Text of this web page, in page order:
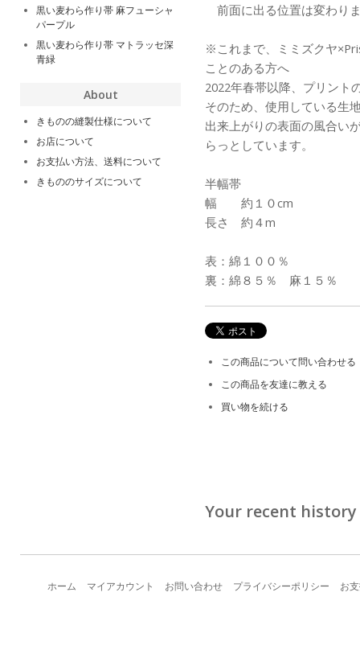
前面に出る位置は変わり
※これまで、ミミズクヤ
ことのある方へ
2022年春帯以降、プリント
そのため、使用している生
出来上がりの表面の風合い
らっとしています。
半幅帯
幅 約１０cm
長さ 約４m
表：綿１００％
裏：綿８５％ 麻１５％
この商品について問い合わせる
この商品を友達に教える
買い物を続ける
Your recent history
黒い麦わら作り帯 麻フューシャ
パープル
黒い麦わら作り帯 マトラッセ深
青緑
About
きものの縫製仕様について
お店について
お支払い方法、送料について
きもののサイズについて
ホーム マイアカウント お問い合わせ プライバシーポリシー お